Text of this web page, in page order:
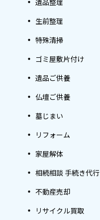
生前整理
特殊清掃
ゴミ屋敷片付け
遺品ご供養
仏壇ご供養
墓じまい
リフォーム
家屋解体
相続相談 手続き代行
不動産売却
リサイクル買取